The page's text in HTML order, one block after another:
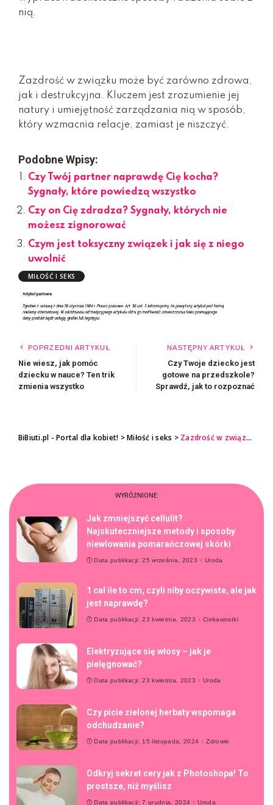
nią.
Zazdrość w związku może być zarówno zdrowa,
jak i destrukcyjna. Kluczem jest zrozumienie jej
natury i umiejętność zarządzania nią w sposób,
który wzmacnia relacje, zamiast je niszczyć.
Podobne Wpisy:
Czy Twój partner naprawdę Cię kocha?
Sygnały, które powiedzą wszystko
Czy on Cię zdradza? Sygnały, których nie
możesz zignorować
Czym jest toksyczny związek i jak się z niego
uwolnić
MIŁOŚĆ I SEKS
POPRZEDNI ARTYKUŁ
Nie wiesz, jak pomóc
dziecku w nauce? Ten trik
zmienia wszystko
NASTĘPNY ARTYKUŁ
Czy Twoje dziecko jest
gotowe na przedszkole?
Sprawdź, jak to rozpoznać
BiBiuti.pl - Portal dla kobiet! >Miłość i seks > Zazdrość w związku – zdrowa czy destrukcyjna? Prawda zaskakuje
WYRÓŻNIONE:
Jak zmniejszyć cellulit?
Najskuteczniejsze metody i sposoby
niewlowania pomarańczowej skórki
Data publikacji: 25 września, 2023 Uroda
1 cal ile to cm, czyli niby oczywiste, ale jak
jest naprawdę?
Data publikacji: 23 kwietnia, 2023 Ciekawostki
Elektryzujące się włosy – jak je
pielęgnować?
Data publikacji: 23 kwietnia, 2023 Uroda
Czy picie zielonej herbaty wspomaga
odchudzanie?
Data publikacji: 15 listopada, 2024 Zdrowie
Odkryj sekret cery jak z Photoshopa! To
prostsze, niż myślisz
Data publikacji: 7 grudnia, 2024 Uroda